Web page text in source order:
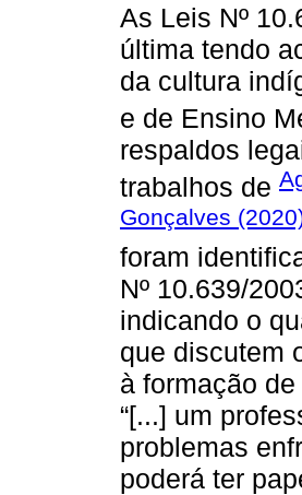
As Leis Nº
última tendo
da cultura
e de Ensino
respaldos
trabalhos de
Gonçalves
foram
Nº 10.639/
indicando o
que discutem
à formação
“[...] um
problemas
poderá ter